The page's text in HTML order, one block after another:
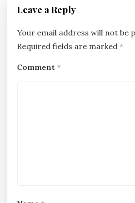
Leave a Reply
Your email address will not be
Required fields are marked *
Comment *